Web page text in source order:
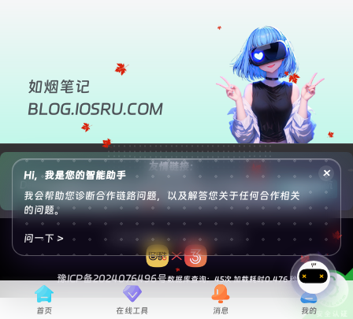
首页 在线工具 消息 我的
如烟笔记
BLOG.IOSRU.COM
友情链接：
小妖客栈悟饭源码灵锡资源网狐狸库腾飞博客苏晨拾光蛙鸟
申请友链
© 2025 如烟笔记 All Rights Reserved.
豫ICP备2024076496号数据库查询：45次 加载耗时0.476 秒
×
Hi，我是您的智能助手
我会帮助您诊断合作链路问题，以及解答您关于任何合作相关
的问题。
问一下 >